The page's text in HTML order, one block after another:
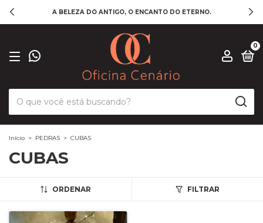
A BELEZA DO ANTIGO, O ENCANTO DO ETERNO.
0
Início > PEDRAS > CUBAS
CUBAS
ORDENAR FILTRAR